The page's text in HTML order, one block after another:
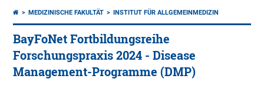
MEDIZINISCHE FAKULTÄT INSTITUT FÜR ALLGEMEINMEDIZIN
BayFoNet Fortbildungsreihe
Forschungspraxis 2024 - Disease
Management-Programme (DMP)